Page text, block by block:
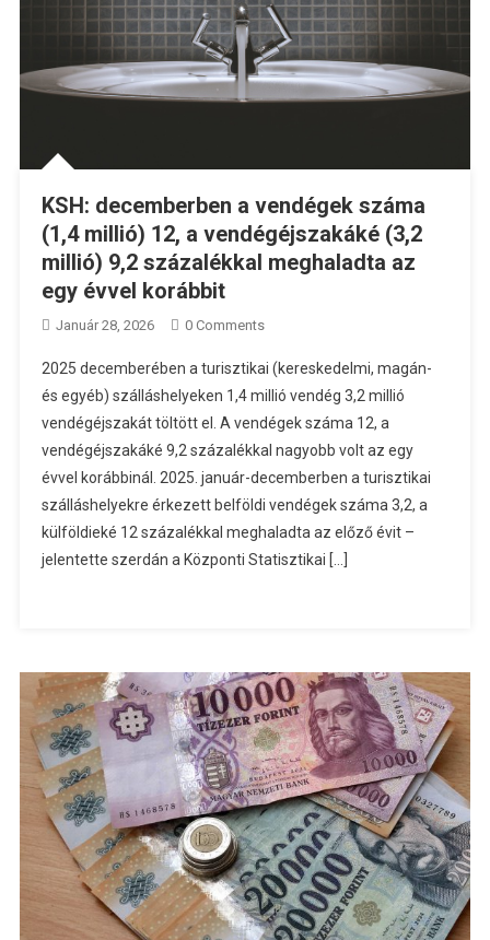
KSH: decemberben a vendégek száma
(1,4 millió) 12, a vendégéjszakáké (3,2
millió) 9,2 százalékkal meghaladta az
egy évvel korábbit
Január 28, 2026 0 Comments
2025 decemberében a turisztikai (kereskedelmi, magán-
és egyéb) szálláshelyeken 1,4 millió vendég 3,2 millió
vendégéjszakát töltött el. A vendégek száma 12, a
vendégéjszakáké 9,2 százalékkal nagyobb volt az egy
évvel korábbinál. 2025. január-decemberben a turisztikai
szálláshelyekre érkezett belföldi vendégek száma 3,2, a
külföldieké 12 százalékkal meghaladta az előző évit –
jelentette szerdán a Központi Statisztikai […]